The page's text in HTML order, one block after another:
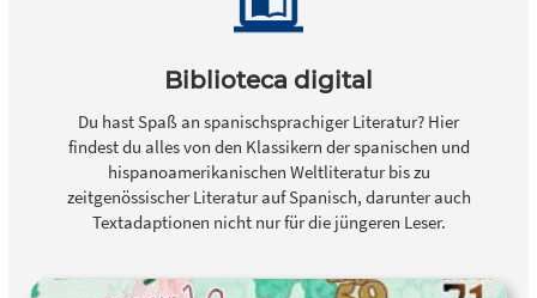
Biblioteca digital
Du hast Spaß an spanischsprachiger Literatur? Hier
findest du alles von den Klassikern der spanischen und
hispanoamerikanischen Weltliteratur bis zu
zeitgenössischer Literatur auf Spanisch, darunter auch
Textadaptionen nicht nur für die jüngeren Leser.